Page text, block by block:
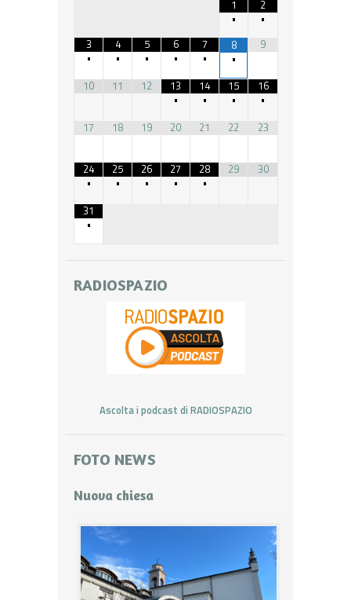
1
•
2
•
3
•
4
•
5
•
6
•
7
•
8
•
9
10 11 12
13
•
14
•
15
•
16
•
17
18 19 20 21 22 23
24
•
25
•
26
•
27
•
28
•
29 30
31
•
RADIOSPAZIO
Ascolta i podcast di RADIOSPAZIO
FOTO NEWS
Nuova chiesa